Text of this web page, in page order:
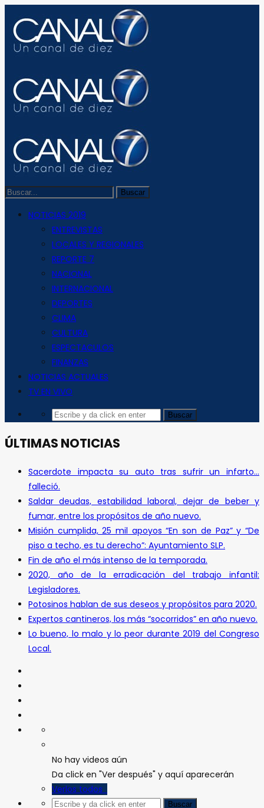
NOTICIAS 2019
ENTREVISTAS
LOCALES Y REGIONALES
REPORTE 7
NACIONAL
INTERNACIONAL
DEPORTES
CLIMA
CULTURA
ESPECTACULOS
FINANZAS
NOTICIAS ACTUALES
TV EN VIVO
ÚLTIMAS NOTICIAS
Sacerdote impacta su auto tras sufrir un infarto…
falleció.
Saldar deudas, estabilidad laboral, dejar de beber y
fumar, entre los propósitos de año nuevo.
Misión cumplida, 25 mil apoyos “En son de Paz” y “De
piso a techo, es tu derecho”: Ayuntamiento SLP.
Fin de año el más intenso de la temporada.
2020, año de la erradicación del trabajo infantil:
Legisladores.
Potosinos hablan de sus deseos y propósitos para 2020.
Expertos cantineros, los más “socorridos” en año nuevo.
Lo bueno, lo malo y lo peor durante 2019 del Congreso
Local.
No hay videos aún
Da click en "Ver después" y aquí aparecerán
Verlos todos